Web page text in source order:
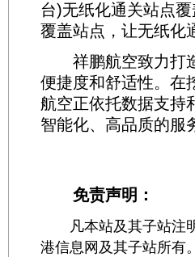
台)无纸化通关站点
覆盖站点，让无纸化
祥鹏航空致力打造
便捷度和舒适性。在
航空正依托数据支持
智能化、高品质的服
免责声明：
凡本站及其子站注明
港信息网及其子站所有